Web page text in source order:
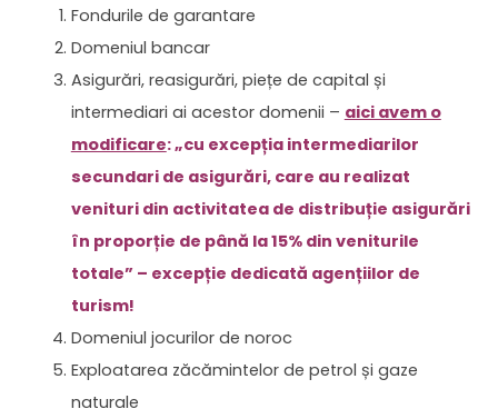
Fondurile de garantare
Domeniul bancar
Asigurări, reasigurări, piețe de capital și
intermediari ai acestor domenii – aici avem o
modificare: „cu excepția intermediarilor
secundari de asigurări, care au realizat
venituri din activitatea de distribuție asigurări
în proporție de până la 15% din veniturile
totale” – excepție dedicată agențiilor de
turism!
Domeniul jocurilor de noroc
Exploatarea zăcămintelor de petrol și gaze
naturale